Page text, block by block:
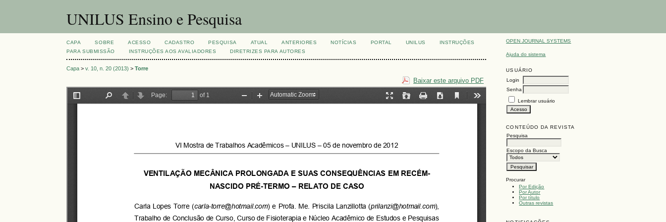
UNILUS Ensino e Pesquisa
OPEN JOURNAL SYSTEMS
Ajuda do sistema
USUÁRIO
Login
Senha
Lembrar usuário
CONTEÚDO DA REVISTA
Pesquisa
Escopo da Busca
Procurar
Por Edição
Por Autor
Por título
Outras revistas
CAPA SOBRE ACESSO CADASTRO PESQUISA ATUAL ANTERIORES NOTÍCIAS PORTAL UNILUS
INSTRUÇÕES
PARA SUBMISSÃO
INSTRUÇÕES AOS AVALIADORES DIRETRIZES PARA AUTORES
Capa >v. 10, n. 20 (2013) >Torre
Baixar este arquivo PDF